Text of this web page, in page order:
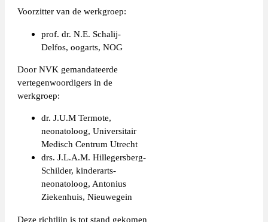
Voorzitter van de werkgroep:
prof. dr. N.E. Schalij-
Delfos, oogarts, NOG
Door NVK gemandateerde
vertegenwoordigers in de
werkgroep:
dr. J.U.M Termote,
neonatoloog, Universitair
Medisch Centrum Utrecht
drs. J.L.A.M. Hillegersberg-
Schilder, kinderarts-
neonatoloog, Antonius
Ziekenhuis, Nieuwegein
Deze richtlijn is tot stand gekomen